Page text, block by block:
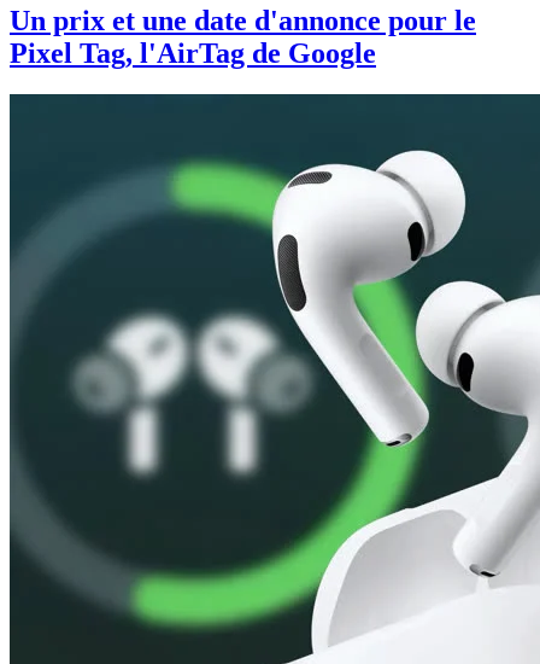
Un prix et une date d'annonce pour le
Pixel Tag, l'AirTag de Google